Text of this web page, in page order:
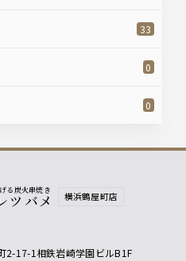
33
0
0
る炭火串焼き
ツバメ 横浜鶴屋町店
2-17-1相鉄岩崎学園ビルB1F